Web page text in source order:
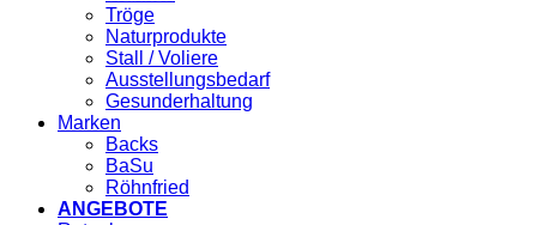
Tröge
Naturprodukte
Stall / Voliere
Ausstellungsbedarf
Gesunderhaltung
Marken
Backs
BaSu
Röhnfried
ANGEBOTE